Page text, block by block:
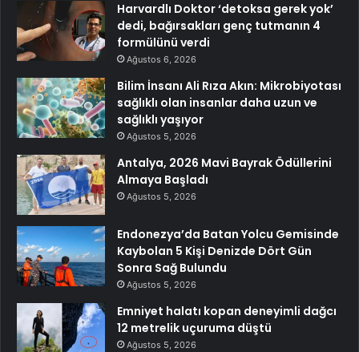
Harvardlı Doktor ‘detoksa gerek yok’
dedi, bağırsakları genç tutmanın 4
formülünü verdi
Ağustos 6, 2026
Bilim İnsanı Ali Rıza Akın: Mikrobiyotası
sağlıklı olan insanlar daha uzun ve
sağlıklı yaşıyor
Ağustos 5, 2026
Antalya, 2026 Mavi Bayrak Ödüllerini
Almaya Başladı
Ağustos 5, 2026
Endonezya’da Batan Yolcu Gemisinde
Kaybolan 5 Kişi Denizde Dört Gün
Sonra Sağ Bulundu
Ağustos 5, 2026
Emniyet halatı kopan deneyimli dağcı
12 metrelik uçuruma düştü
Ağustos 5, 2026